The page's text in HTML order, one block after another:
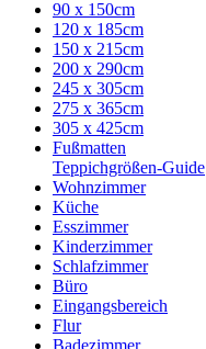
90 x 150cm
120 x 185cm
150 x 215cm
200 x 290cm
245 x 305cm
275 x 365cm
305 x 425cm
Fußmatten
Teppichgrößen-Guide
Wohnzimmer
Küche
Esszimmer
Kinderzimmer
Schlafzimmer
Büro
Eingangsbereich
Flur
Badezimmer